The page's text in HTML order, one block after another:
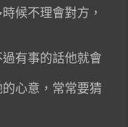
候不理會對方，
有事的話他就會
心意，常常要猜